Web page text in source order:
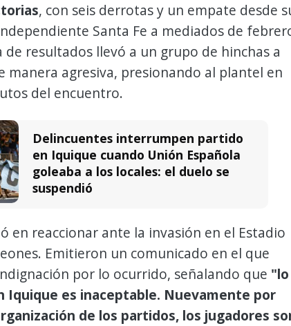
, con seis derrotas y un empate desde
Santa Fe a mediados de
de resultados llevó a un grupo de hinchas a
manera agresiva, presionando al plantel en
del encuentro.
Delincuentes interrumpen partido
en Iquique cuando Unión Española
goleaba a los locales: el duelo se
suspendió
en reaccionar ante la invasión en el Estadio
Emitieron un comunicado en el que
por lo ocurrido, señalando que "lo
Iquique es inaceptable. Nuevamente por
de los partidos, los jugadores